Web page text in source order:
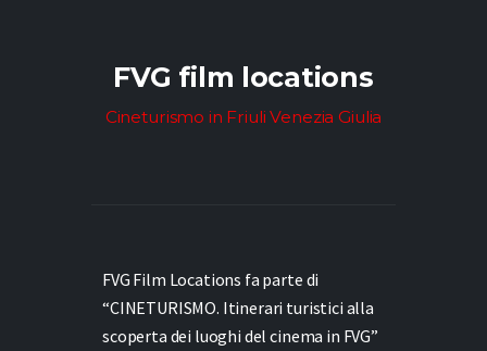
FVG film locations
Cineturismo in Friuli Venezia Giulia
FVG Film Locations fa parte di
“CINETURISMO. Itinerari turistici alla
scoperta dei luoghi del cinema in FVG”